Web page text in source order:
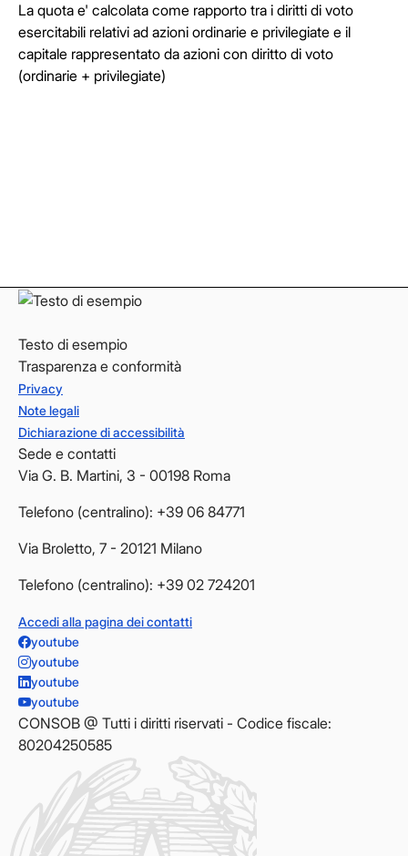
La quota e' calcolata come rapporto tra i diritti di voto
esercitabili relativi ad azioni ordinarie e privilegiate e il
capitale rappresentato da azioni con diritto di voto
(ordinarie + privilegiate)
Testo di esempio
Trasparenza e conformità
Privacy
Note legali
Dichiarazione di accessibilità
Sede e contatti
Via G. B. Martini, 3 - 00198 Roma
Telefono (centralino): +39 06 84771
Via Broletto, 7 - 20121 Milano
Telefono (centralino): +39 02 724201
Accedi alla pagina dei contatti
youtube
youtube
youtube
youtube
CONSOB @ Tutti i diritti riservati - Codice fiscale:
80204250585